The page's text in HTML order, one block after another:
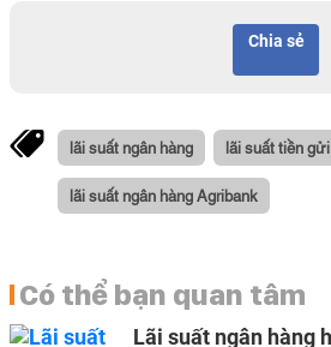
Chia sẻ
lãi suất ngân hàng lãi suất tiền gửi
lãi suất ngân hàng Agribank
Có thể bạn quan tâm
Lãi suất ngân hàng